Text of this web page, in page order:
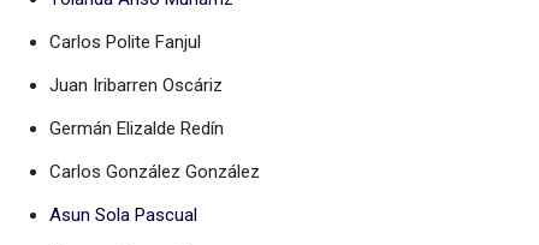
Carlos Polite Fanjul
Juan Iribarren Oscáriz
Germán Elizalde Redín
Carlos González González
Asun Sola Pascual